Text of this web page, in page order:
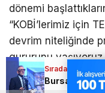
Sıradaki Haber
dönemi
“KOBİ’lerimiz için
devrim niteliğinde
gururunu yaşıyoruz.
güçlü imzasını
başlattık.